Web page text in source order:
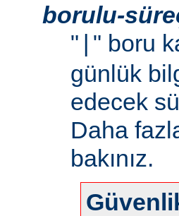
borulu-
" " boru
günlük
edecek
Daha
bakınız.